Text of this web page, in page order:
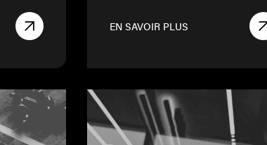
EN SAVOIR PLUS